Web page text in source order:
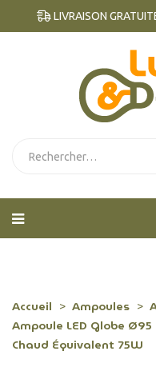
LIVRAISON
Accueil Ampoules
Ampoule LED Globe Ø95
Chaud Équivalent 75W